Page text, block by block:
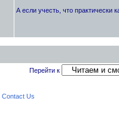
А если учесть, что
Перейти к
Contact Us